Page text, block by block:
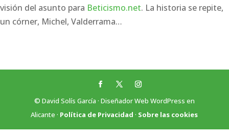
visión del asunto para Beticismo.net. La historia se repite,
un córner, Michel, Valderrama…
© David Solís García · Diseñador Web WordPress en
Alicante · Política de Privacidad · Sobre las cookies